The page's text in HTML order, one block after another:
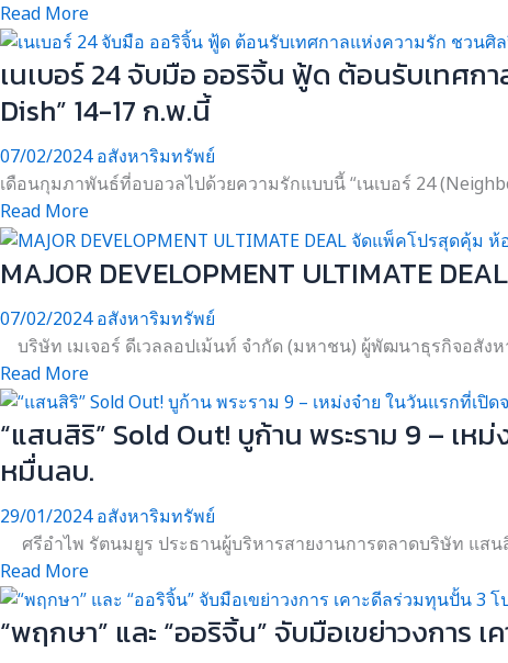
Read More
เนเบอร์ 24 จับมือ ออริจิ้น ฟู้ด ต้อนรับเทศก
Dish” 14-17 ก.พ.นี้
07/02/2024อสังหาริมทรัพย์
เดือนกุมภาพันธ์ที่อบอวลไปด้วยความรักแบบนี้ “เนเบอร์ 24
Read More
MAJOR DEVELOPMENT ULTIMATE
07/02/2024อสังหาริมทรัพย์
บริษัท เมเจอร์ ดีเวลลอปเม้นท์ จำกัด (มหาชน) ผู้พัฒนาธุรกิจอสัง
Read More
“แสนสิริ” Sold Out! บูก้าน พระราม 9 – เ
หมื่นลบ.
29/01/2024อสังหาริมทรัพย์
ศรีอำไพ รัตนมยูร ประธานผู้บริหารสายงานการตลาดบริษัท แสน
Read More
“พฤกษา” และ “ออริจิ้น” จับมือเขย่าวงการ